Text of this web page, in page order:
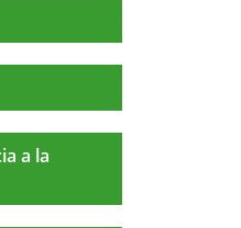
a la